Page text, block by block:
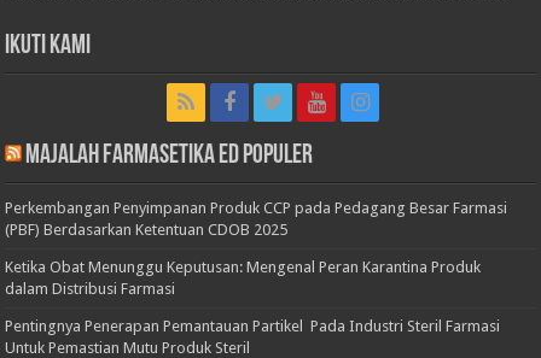
Ikuti Kami
Majalah Farmasetika Ed Populer
Perkembangan Penyimpanan Produk CCP pada Pedagang Besar Farmasi
(PBF) Berdasarkan Ketentuan CDOB 2025
Ketika Obat Menunggu Keputusan: Mengenal Peran Karantina Produk
dalam Distribusi Farmasi
Pentingnya Penerapan Pemantauan Partikel Pada Industri Steril Farmasi
Untuk Pemastian Mutu Produk Steril